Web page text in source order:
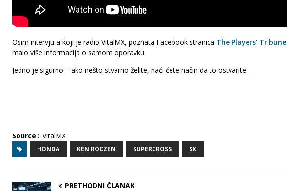
Osim intervju-a koji je radio VitalMX, poznata Facebook stranica The Players’ Tribune
malo više informacija o samom oporavku.
Jedno je sigurno – ako nešto stvarno želite, naći ćete način da to ostvarite.
Source : VitalMX
HONDA KEN ROCZEN SUPERCROSS SX
PRETHODNI ČLANAK